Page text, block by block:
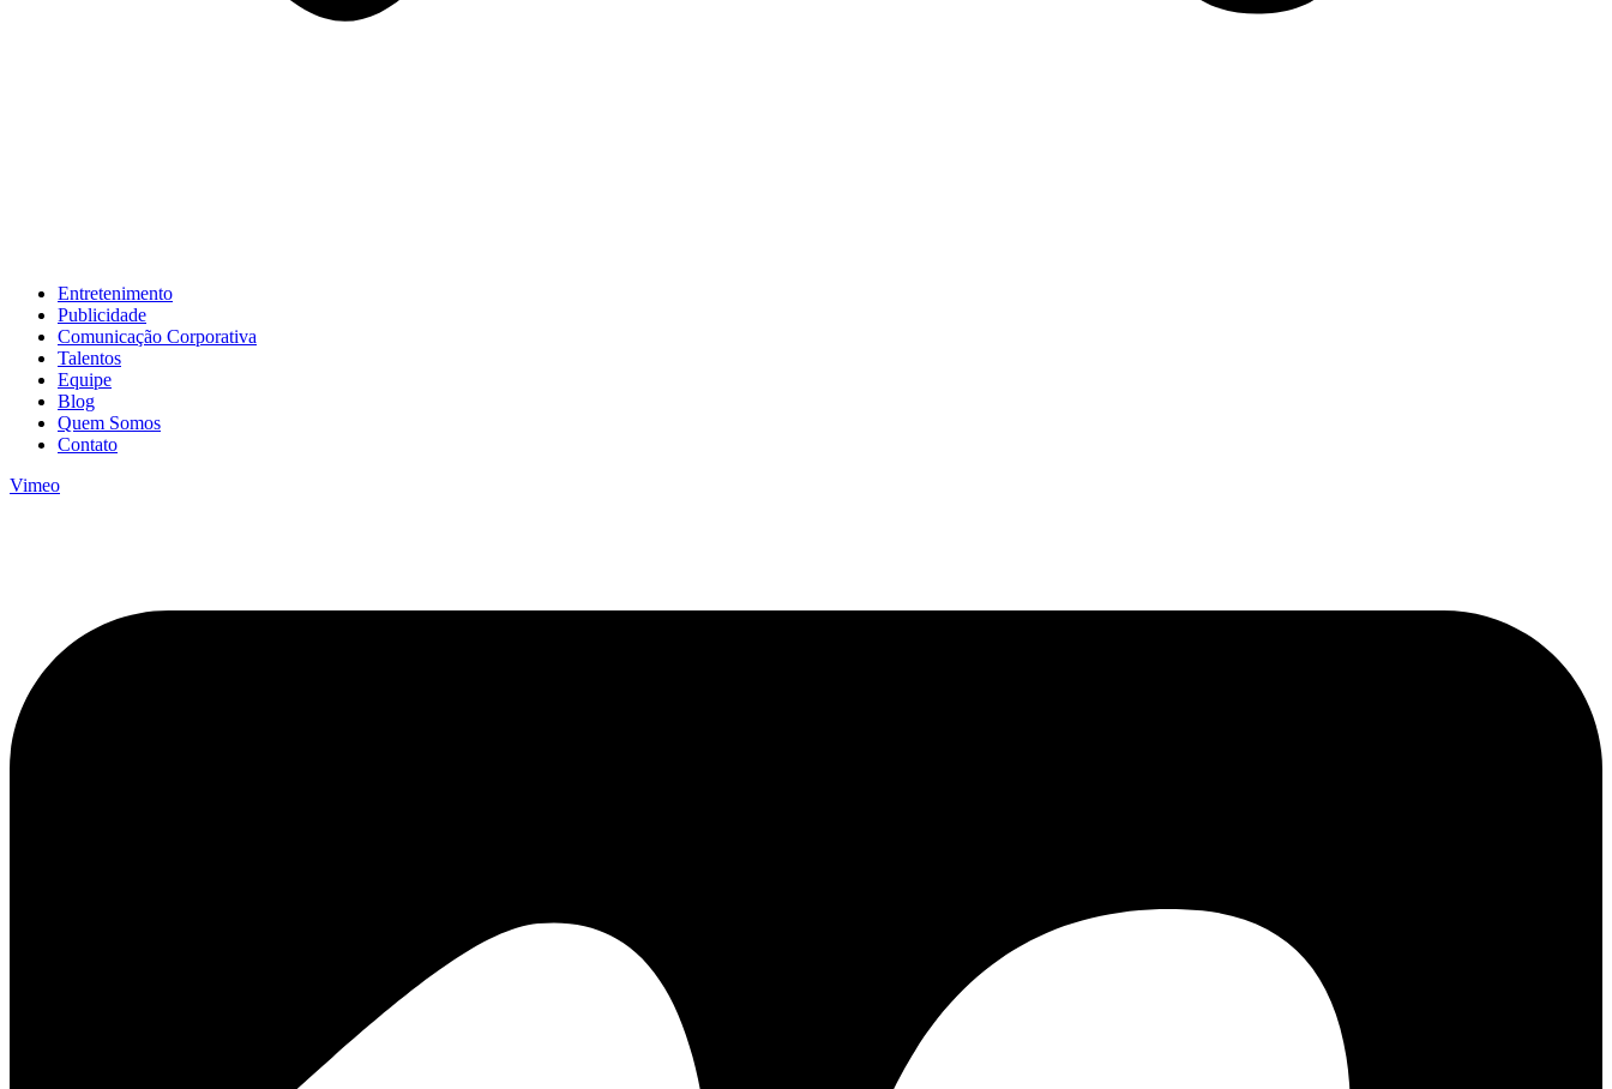
Entretenimento
Publicidade
Comunicação Corporativa
Talentos
Equipe
Blog
Quem Somos
Contato
Vimeo